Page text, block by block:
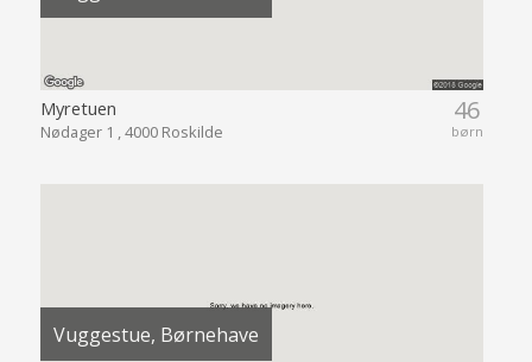
46
børn
Myretuen
Nødager 1 , 4000 Roskilde
Vuggestue, Børnehave